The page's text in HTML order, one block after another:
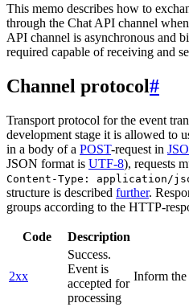
This memo describes how to
through the Chat API channel
API channel is asynchronous and
required capable of receiving and
Channel protocol#
Transport protocol for the event
development stage it is allowed to
in a body of a POST-request in
JSON format is UTF-8), requests
Content-Type: application/
structure is described further.
groups according to the HTTP-
Code Description
2xx
Success.
Event is
accepted for
processing
Inform the